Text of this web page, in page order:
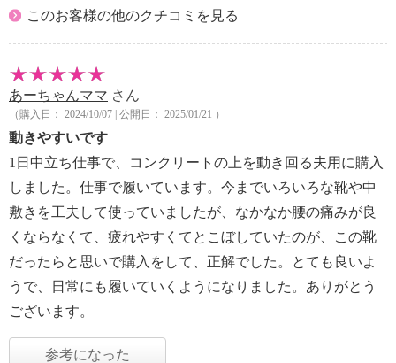
このお客様の他のクチコミを見る
あーちゃんママ さん
（購入日： 2024/10/07 | 公開日： 2025/01/21 ）
動きやすいです
1日中立ち仕事で、コンクリートの上を動き回る夫用に購入
しました。仕事で履いています。今までいろいろな靴や中
敷きを工夫して使っていましたが、なかなか腰の痛みが良
くならなくて、疲れやすくてとこぼしていたのが、この靴
だったらと思いで購入をして、正解でした。とても良いよ
うで、日常にも履いていくようになりました。ありがとう
ございます。
参考になった